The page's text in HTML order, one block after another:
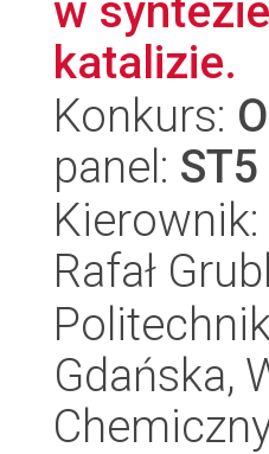
w
katalizie.
Konkurs:
panel: ST5
Kierownik:
Rafał
Gdańska,